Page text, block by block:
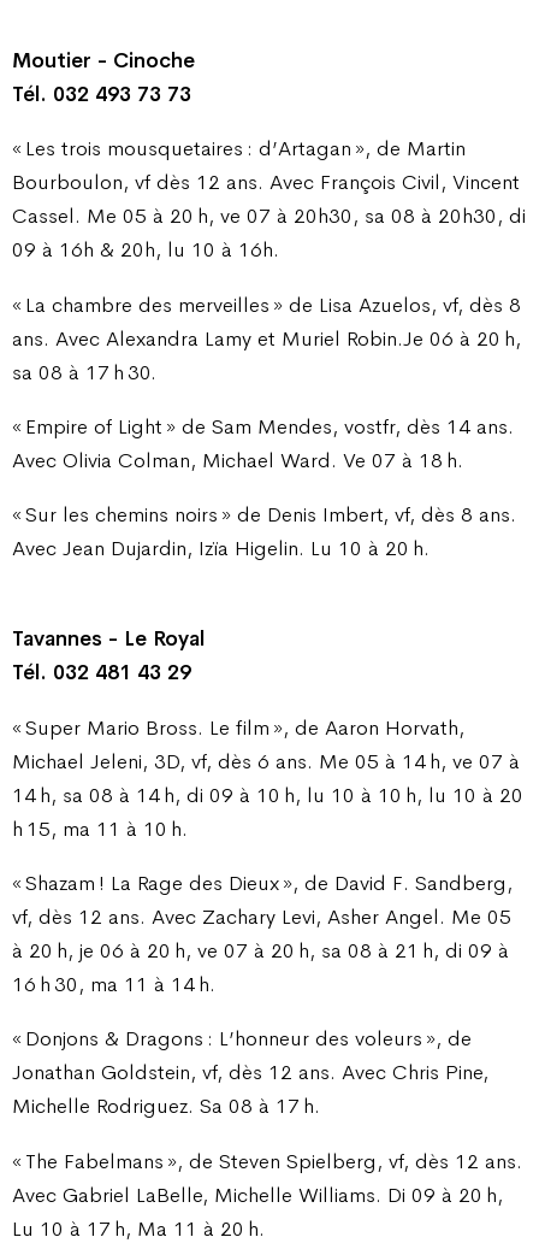
Moutier - Cinoche
Tél. 032 493 73 73
« Les trois mousquetaires : d’Artagan », de Martin
Bourboulon, vf dès 12 ans. Avec François Civil, Vincent
Cassel. Me 05 à 20 h, ve 07 à 20h30, sa 08 à 20h30, di
09 à 16h & 20h, lu 10 à 16h.
« La chambre des merveilles » de Lisa Azuelos, vf, dès 8
ans. Avec Alexandra Lamy et Muriel Robin.Je 06 à 20 h,
sa 08 à 17 h 30.
« Empire of Light » de Sam Mendes, vostfr, dès 14 ans.
Avec Olivia Colman, Michael Ward. Ve 07 à 18 h.
« Sur les chemins noirs » de Denis Imbert, vf, dès 8 ans.
Avec Jean Dujardin, Izïa Higelin. Lu 10 à 20 h.
Tavannes - Le Royal
Tél. 032 481 43 29
« Super Mario Bross. Le film », de Aaron Horvath,
Michael Jeleni, 3D, vf, dès 6 ans. Me 05 à 14 h, ve 07 à
14 h, sa 08 à 14 h, di 09 à 10 h, lu 10 à 10 h, lu 10 à 20
h 15, ma 11 à 10 h.
« Shazam ! La Rage des Dieux », de David F. Sandberg,
vf, dès 12 ans. Avec Zachary Levi, Asher Angel. Me 05
à 20 h, je 06 à 20 h, ve 07 à 20 h, sa 08 à 21 h, di 09 à
16 h 30, ma 11 à 14 h.
« Donjons & Dragons : L’honneur des voleurs », de
Jonathan Goldstein, vf, dès 12 ans. Avec Chris Pine,
Michelle Rodriguez. Sa 08 à 17 h.
« The Fabelmans », de Steven Spielberg, vf, dès 12 ans.
Avec Gabriel LaBelle, Michelle Williams. Di 09 à 20 h,
Lu 10 à 17 h, Ma 11 à 20 h.